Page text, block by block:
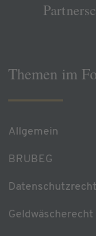
Themen im
Allgemein
BRUBEG
Datenschutzrecht
Geldwäscherecht